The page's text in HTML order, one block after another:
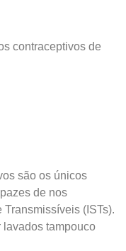
contraceptivos de
são os únicos
de nos
(ISTs).
lavados tampouco